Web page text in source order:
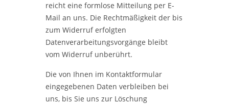
reicht eine formlose Mitteilung per E-
Mail an uns. Die Rechtmäßigkeit der bis
zum Widerruf erfolgten
Datenverarbeitungsvorgänge bleibt
vom Widerruf unberührt.
Die von Ihnen im Kontaktformular
eingegebenen Daten verbleiben bei
uns, bis Sie uns zur Löschung